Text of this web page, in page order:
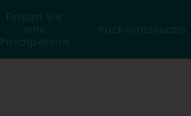
Finden Sie
eine
Privatperson
Rückwärtssuche